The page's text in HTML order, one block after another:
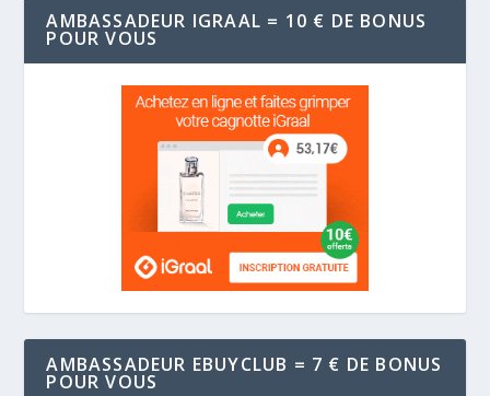
AMBASSADEUR IGRAAL = 10 € DE BONUS
POUR VOUS
AMBASSADEUR EBUYCLUB = 7 € DE BONUS
POUR VOUS